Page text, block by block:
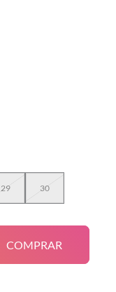
29 30
COMPRAR